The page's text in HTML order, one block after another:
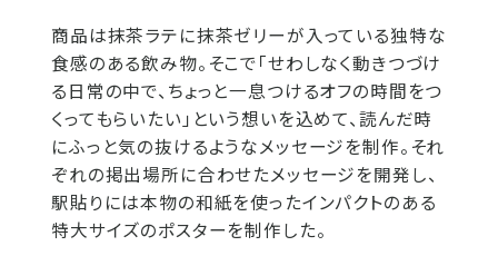
商品は抹茶ラテに抹茶ゼリーが入っている独特な
食感のある飲み物。そこで「せわしなく動きつづけ
る日常の中で、ちょっと一息つけるオフの時間をつ
くってもらいたい」という想いを込めて、読んだ時
にふっと気の抜けるようなメッセージを制作。それ
ぞれの掲出場所に合わせたメッセージを開発し、
駅貼りには本物の和紙を使ったインパクトのある
特大サイズのポスターを制作した。